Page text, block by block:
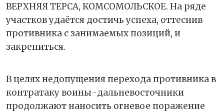
ВЕРХНЯЯ ТЕРСА, КОМСОМОЛЬСКОЕ. На ряде
участков удаётся достичь успеха, оттеснив
противника с занимаемых позиций, и
закрепиться.
В целях недопущения перехода противника в
контратаку воины-дальневосточники
продолжают наносить огневое поражение